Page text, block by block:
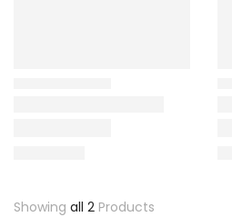
Showing all 2 Products